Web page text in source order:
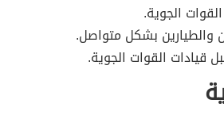
الجوية.
والطيارين بشكل متواصل.
قيادات القوات الجوية.